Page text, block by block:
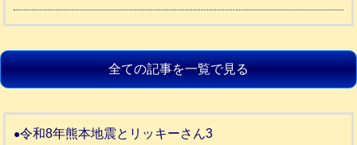
全ての記事を一覧で見る
令和8年熊本地震とリッキーさん3